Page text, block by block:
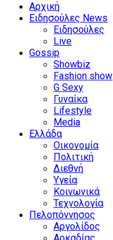
Αρχική
Ειδησούλες News
Ειδησούλες
Live
Gossip
Showbiz
Fashion show
G Sexy
Γυναίκα
Lifestyle
Media
Ελλάδα
Οικονομία
Πολιτική
Διεθνή
Υγεία
Κοινωνικά
Τεχνολογία
Πελοπόννησος
Αργολίδος